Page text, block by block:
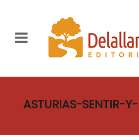
ASTURIAS-SENTIR-